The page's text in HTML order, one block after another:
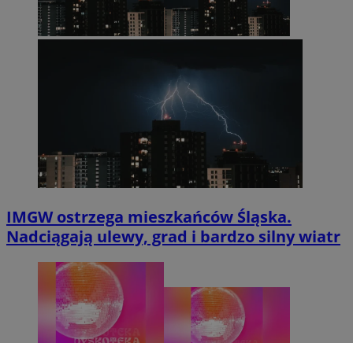
IMGW ostrzega mieszkańców Śląska.
Nadciągają ulewy, grad i bardzo silny wiatr